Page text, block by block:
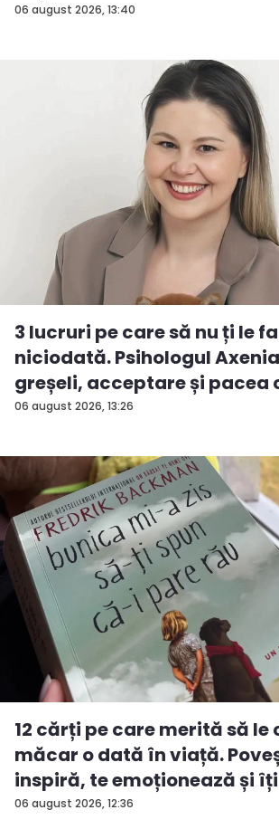
06 august 2026, 13:40
06 august 2026, 13:26
3 lucruri pe care să nu ți le
niciodată. Psihologul
greșeli, acceptare și pacea
06 august 2026, 12:36
12 cărți pe care merită să le
măcar o dată în viață.
inspiră, te emoționează și